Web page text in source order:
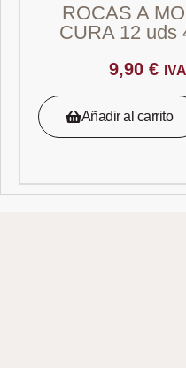
ROCAS A
CURA 12 uds
9,90 €
Añadir al carrito